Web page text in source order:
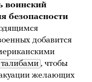
воинский
безопасности
добавится
талибами , чтобы
желающих